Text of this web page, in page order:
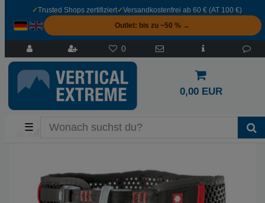
✓Trusted Shops zertifiziert✓Versandkostenfrei ab 60 € (AT 100 €)
Outlet: bis zu −50 % →
0
0,00 EUR
☰